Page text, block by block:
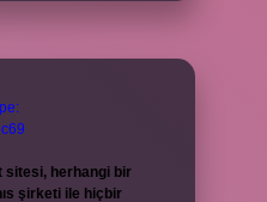
sitesi, herhangi bir
şirketi ile hiçbir